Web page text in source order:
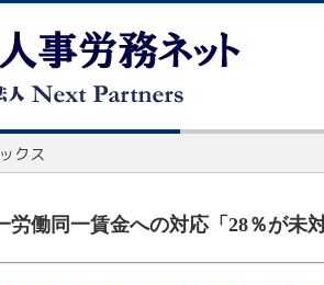
労働同一賃金への対応「28％が未